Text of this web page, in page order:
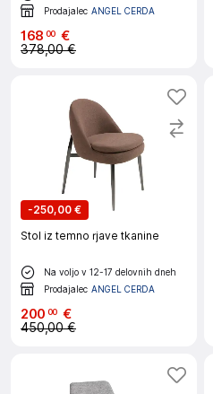
Prodajalec ANGEL CERDA
168 00 €
378,00 €
-250,00 €
Stol iz temno rjave tkanine
Na voljo v 12-17 delovnih dneh
Prodajalec ANGEL CERDA
200 00 €
450,00 €